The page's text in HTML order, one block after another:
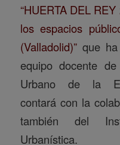
“HUERTA DEL
los espacios
(Valladolid)”que ha
equipo docente
Urbano de la
contará con la
también del
Urbanística.